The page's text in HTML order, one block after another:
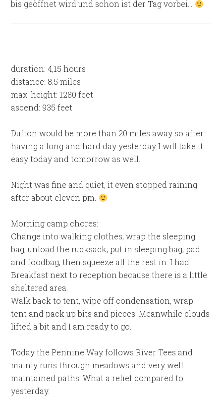
bis geöffnet wird und schon ist der Tag vorbei…
duration: 4,15 hours
distance: 8.5 miles
max. height: 1280 feet
ascend: 935 feet
Dufton would be more than 20 miles away so after
having a long and hard day yesterday I will take it
easy today and tomorrow as well.
Night was fine and quiet, it even stopped raining
after about eleven pm.
Morning camp chores:
Change into walking clothes, wrap the sleeping
bag, unload the rucksack, put in sleeping bag, pad
and foodbag, then squeeze all the rest in. I had
Breakfast next to reception because there is a little
sheltered area.
Walk back to tent, wipe off condensation, wrap
tent and pack up bits and pieces. Meanwhile clouds
lifted a bit and I am ready to go.
Today the Pennine Way follows River Tees and
mainly runs through meadows and very well
maintained paths. What a relief compared to
yesterday.